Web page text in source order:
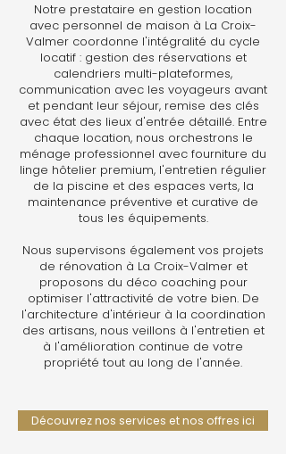
Notre prestataire en gestion location
avec personnel de maison à La Croix-
Valmer coordonne l'intégralité du cycle
locatif : gestion des réservations et
calendriers multi-plateformes,
communication avec les voyageurs avant
et pendant leur séjour, remise des clés
avec état des lieux d'entrée détaillé. Entre
chaque location, nous orchestrons le
ménage professionnel avec fourniture du
linge hôtelier premium, l'entretien régulier
de la piscine et des espaces verts, la
maintenance préventive et curative de
tous les équipements.
Nous supervisons également vos projets
de rénovation à La Croix-Valmer et
proposons du déco coaching pour
optimiser l'attractivité de votre bien. De
l'architecture d'intérieur à la coordination
des artisans, nous veillons à l'entretien et
à l'amélioration continue de votre
propriété tout au long de l'année.
Découvrez nos services et nos offres ici